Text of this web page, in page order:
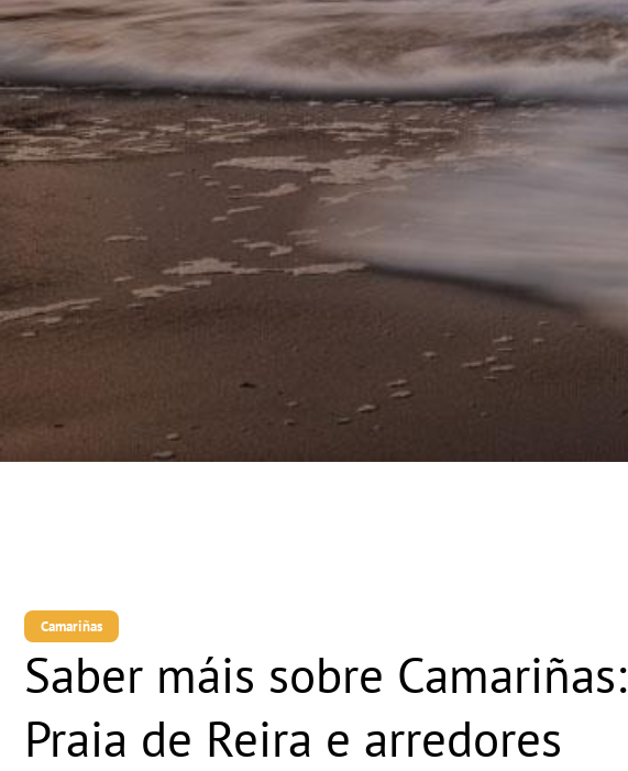
Camariñas
Saber máis sobre Camariñas:
Praia de Reira e arredores